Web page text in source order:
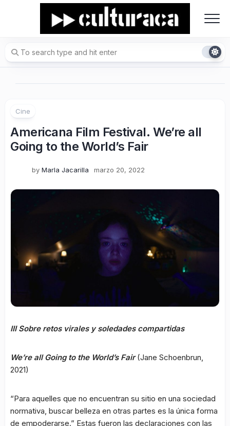
Cine
Americana Film Festival. We’re all
Going to the World’s Fair
by Marla Jacarilla marzo 20, 2022
III Sobre retos virales y soledades compartidas
We’re all Going to the World’s Fair(Jane Schoenbrun,
2021)
“Para aquelles que no encuentran su sitio en una sociedad
normativa, buscar belleza en otras partes es la única forma
de empoderarse.” Estas fueron las declaraciones con las